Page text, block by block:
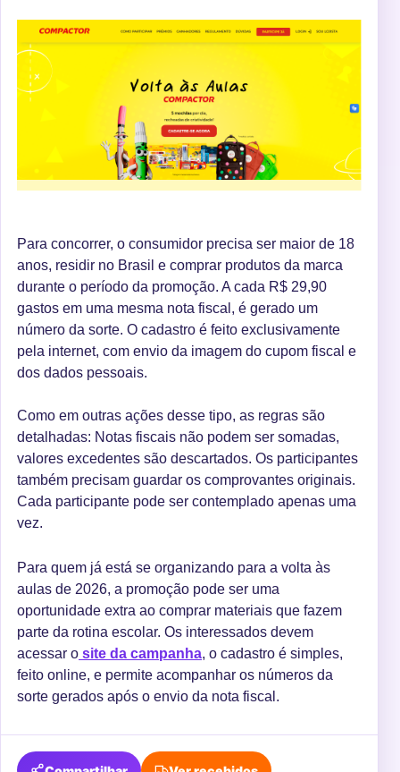
Para concorrer, o consumidor precisa ser maior de 18
anos, residir no Brasil e comprar produtos da marca
durante o período da promoção. A cada R$ 29,90
gastos em uma mesma nota fiscal, é gerado um
número da sorte. O cadastro é feito exclusivamente
pela internet, com envio da imagem do cupom fiscal e
dos dados pessoais.
Como em outras ações desse tipo, as regras são
detalhadas: Notas fiscais não podem ser somadas,
valores excedentes são descartados. Os participantes
também precisam guardar os comprovantes originais.
Cada participante pode ser contemplado apenas uma
vez.
Para quem já está se organizando para a volta às
aulas de 2026, a promoção pode ser uma
oportunidade extra ao comprar materiais que fazem
parte da rotina escolar. Os interessados devem
acessar o site da campanha, o cadastro é simples,
feito online, e permite acompanhar os números da
sorte gerados após o envio da nota fiscal.